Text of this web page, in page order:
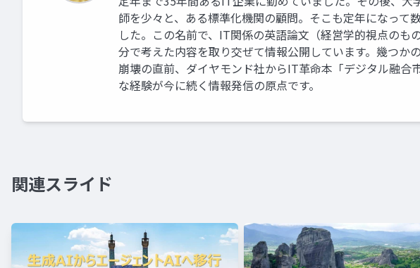
師を少々と、ある標準化機関の顧問。そこも定年になっ
した。この名前で、IT関係の英語論文（経営学的視点のも
分で考えた内容を取り交ぜて情報公開しています。幾つか
崩壊の直前、ダイヤモンド社からIT革命本「デジタル融合
な経験が今に続く情報発信の原点です。
関連スライド